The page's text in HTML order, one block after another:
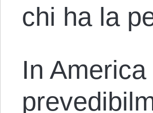
chi ha la
In